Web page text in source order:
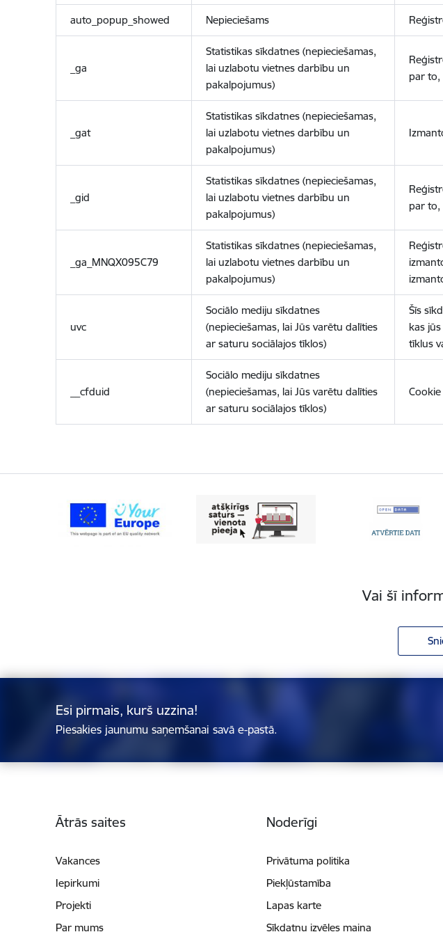
auto_popup_showed Nepieciešams
_ga
Statistikas sīkdatnes (nepieciešamas,
lai uzlabotu vietnes darbību un
pakalpojumus)
par to,
_gat
Statistikas sīkdatnes (nepieciešamas,
lai uzlabotu vietnes darbību un
pakalpojumus)
_gid
Statistikas sīkdatnes (nepieciešamas,
lai uzlabotu vietnes darbību un
pakalpojumus)
par to,
_ga_MNQX095C79
Statistikas sīkdatnes (nepieciešamas,
lai uzlabotu vietnes darbību un
pakalpojumus)
uvc
Sociālo mediju sīkdatnes
(nepieciešamas, lai Jūs varētu dalīties
ar saturu sociālajos tīklos)
Šīs
kas
tīklus
__cfduid
Sociālo mediju sīkdatnes
(nepieciešamas, lai Jūs varētu dalīties
ar saturu sociālajos tīklos)
Vai šī
Esi pirmais, kurš uzzina!
Piesakies jaunumu saņemšanai savā e-pastā.
Ātrās saites
Vakances
Iepirkumi
Projekti
Par mums
Noderīgi
Privātuma politika
Piekļūstamība
Lapas karte
Sīkdatņu izvēles maiņa